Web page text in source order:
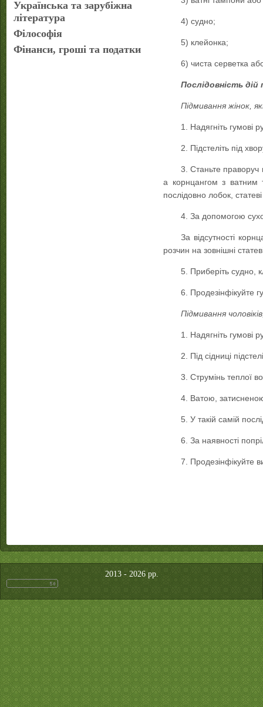
Українська та зарубіжна
література
Філософія
Фінанси, гроші та податки
4) судно;
5) клейонка;
6) чиста серветка
Послідовність дій
Підмивання жінок,
1. Надягніть гумові
2. Підстеліть під
3. Станьте праворуч
а корнцангом з ватним
послідовно лобок,
4. За допомогою
За відсутності
розчин на зовнішні
5. Приберіть судно,
6. Продезінфікуйте
Підмивання
1. Надягніть гумові
2. Під сідниці
3. Струмінь теплої
4. Ватою,
5. У такій самій
6. За наявності
7. Продезінфікуйте
2013 - 2026 рр.